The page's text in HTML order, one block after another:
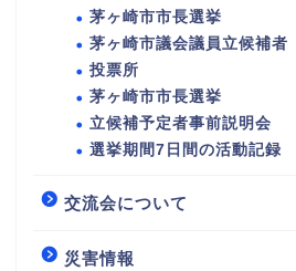
茅ヶ崎市市長選挙
茅ヶ崎市議会議員立候補者
投票所
茅ヶ崎市市長選挙
立候補予定者事前説明会
選挙期間7日間の活動記録
交流会について
災害情報